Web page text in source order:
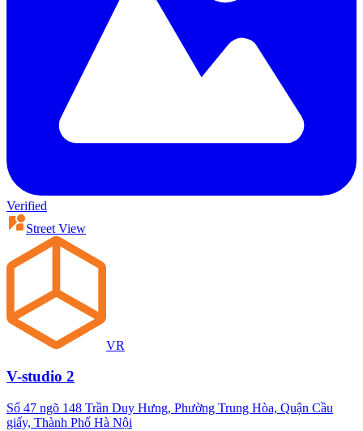
Verified
Street View
VR
V-studio 2
Số 47 ngõ 148 Trần Duy Hưng, Phường Trung Hòa, Quận Cầu
giấy, Thành Phố Hà Nội